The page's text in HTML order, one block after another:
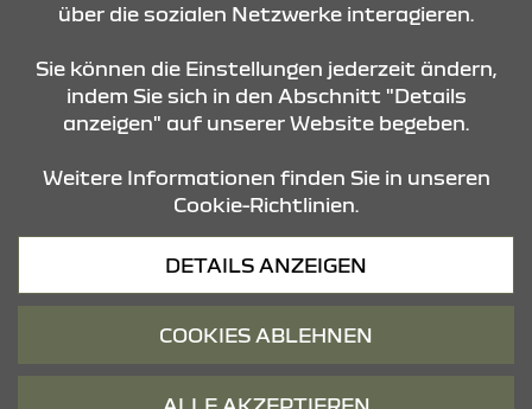
STANDORTE
Datenschutz
© 2026 Dacia
über die sozialen Netzwerke interagieren.
Sie können die Einstellungen jederzeit ändern,
indem Sie sich in den Abschnitt "Details
anzeigen" auf unserer Website begeben.
Weitere Informationen finden Sie in unseren
Cookie-Richtlinien.
DETAILS ANZEIGEN
COOKIES ABLEHNEN